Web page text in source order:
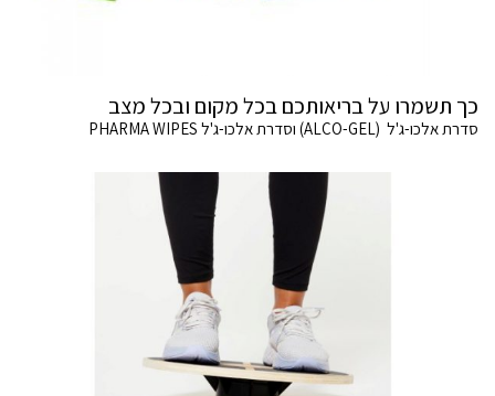
כך תשמרו על בריאותכם בכל מקום ובכל מצב
סדרת אלכו-ג'ל (ALCO-GEL) וסדרת אלכו-ג'ל PHARMA WIPES